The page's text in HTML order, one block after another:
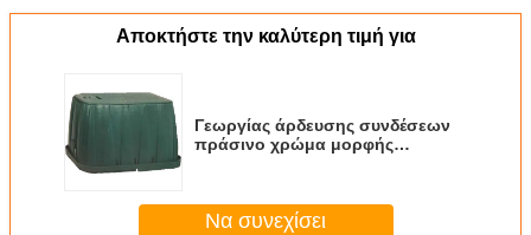
Αποκτήστε την καλύτερη τιμή για
Γεωργίας άρδευσης συνδέσεων
πράσινο χρώμα μορφής
Να συνεχίσει